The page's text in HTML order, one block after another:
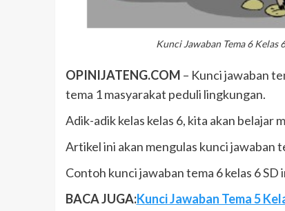
Kunci Jawaban Tema 6 Kelas
OPINIJATENG.COM – Kunci jawaban
tema 1 masyarakat peduli lingkungan.
Adik-adik kelas kelas 6, kita akan belajar
Artikel ini akan mengulas kunci jawaban
Contoh kunci jawaban tema 6 kelas 6
BACA JUGA:Kunci Jawaban Tema 5